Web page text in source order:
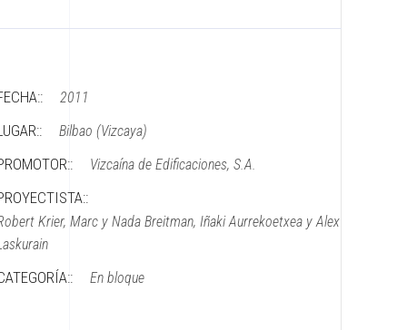
2011
Bilbao (Vizcaya)
Vizcaína de Edificaciones, S.A.
Krier, Marc y Nada Breitman, Iñaki Aurrekoetxea y Alex
En bloque